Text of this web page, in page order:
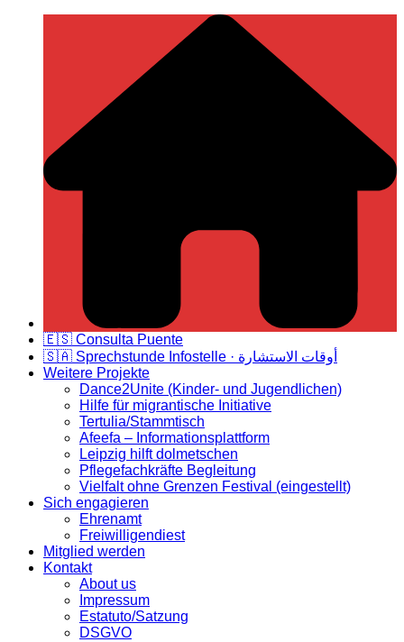
Deutsch Spanische Freundschaft
🇪🇸 Consulta Puente
🇸🇦 Sprechstunde Infostelle · أوقات الاستشارة
Weitere Projekte
Dance2Unite (Kinder- und Jugendlichen)
Hilfe für migrantische Initiative
Tertulia/Stammtisch
Afeefa – Informationsplattform
Leipzig hilft dolmetschen
Pflegefachkräfte Begleitung
Vielfalt ohne Grenzen Festival (eingestellt)
Sich engagieren
Ehrenamt
Freiwilligendiest
Mitglied werden
Kontakt
About us
Impressum
Estatuto/Satzung
DSGVO